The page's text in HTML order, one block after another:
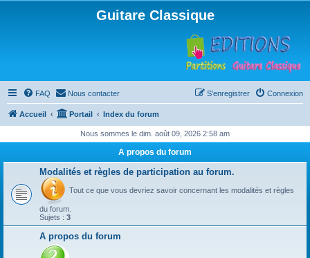
Guitare Classique
FAQ Nous contacter Connexion
S’enregistrer
Accueil Portail Index du forum
Nous sommes le dim. août 09, 2026 2:58 am
A propos du forum
Modalités et règles de participation au forum.
Tout ce que vous devriez savoir concernant les modalités et règles
du forum.
Sujets : 3
A propos du forum